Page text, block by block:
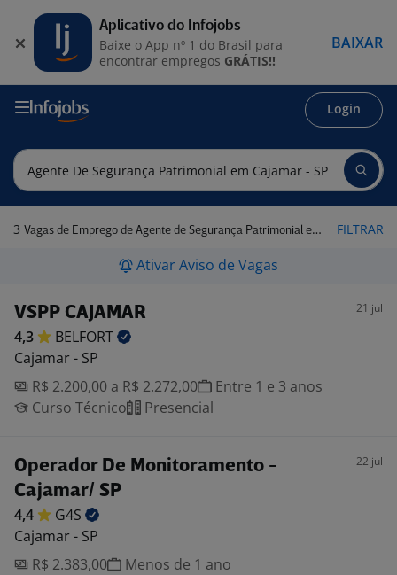
Login
3 Vagas de Emprego de Agente de Segurança Patrimonial em Cajamar - SP FILTRAR
Ativar Aviso de Vagas
VSPP CAJAMAR 21 jul
4,3
BELFORT
Cajamar - SP
R$ 2.200,00 a R$ 2.272,00
Entre 1 e 3 anos
Curso Técnico
Presencial
Operador De Monitoramento -
Cajamar/ SP
22 jul
4,4
G4S
Cajamar - SP
R$ 2.383,00
Menos de 1 ano
Aplicativo do Infojobs
Baixe o App nº 1 do Brasil para
encontrar empregos GRÁTIS!!
BAIXAR